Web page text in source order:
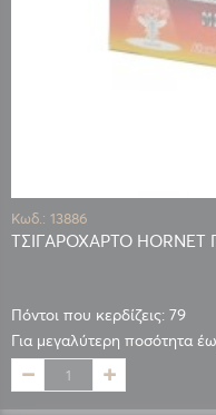
Κωδ.: 13886
ΤΣΙΓΑΡΟΧΑΡΤΟ
Πόντοι που κερδίζεις: 79
Για μεγαλύτερη ποσότητα